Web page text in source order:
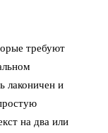
требуют
лаконичен и
на два или